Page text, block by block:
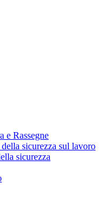
e Rassegne
sicurezza sul lavoro
sicurezza